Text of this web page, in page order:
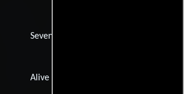
Seven Keys
Alive Films